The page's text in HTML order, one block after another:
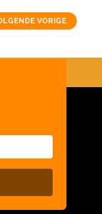
VORIGE